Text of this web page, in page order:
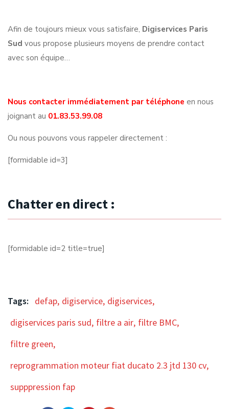
Afin de toujours mieux vous satisfaire, Digiservices Paris
Sud vous propose plusieurs moyens de prendre contact
avec son équipe…
Nous contacter immédiatement par téléphone en nous
joignant au 01.83.53.99.08
Ou nous pouvons vous rappeler directement :
[formidable id=3]
Chatter en direct :
[formidable id=2 title=true]
Tags: defap, digiservice, digiservices,
digiservices paris sud, filtre a air, filtre BMC,
filtre green,
reprogrammation moteur fiat ducato 2.3 jtd 130 cv,
supppression fap